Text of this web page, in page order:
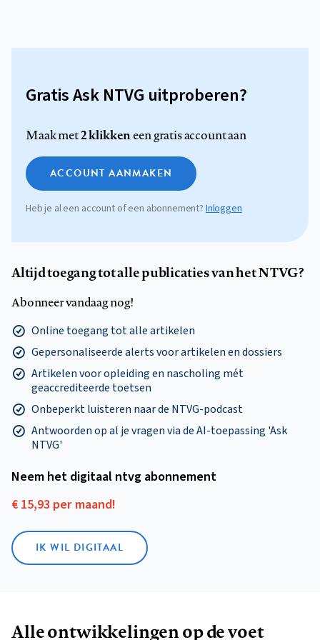
Gratis Ask NTVG uitproberen?
Maak met2 klikkeneen gratis account aan
ACCOUNT AANMAKEN
Heb je al een account of een abonnement?Inloggen
Altijd toegang tot alle publicaties van het NTVG?
Abonneer vandaag nog!
Online toegang tot alle artikelen
Gepersonaliseerde alerts voor artikelen en dossiers
Artikelen voor opleiding en nascholing mét
geaccrediteerde toetsen
Onbeperkt luisteren naar de NTVG-podcast
Antwoorden op al je vragen via de AI-toepassing 'Ask
NTVG'
Neem het digitaal ntvg abonnement
€ 15,93 per maand!
IK WIL DIGITAAL
Alle ontwikkelingen op de voet